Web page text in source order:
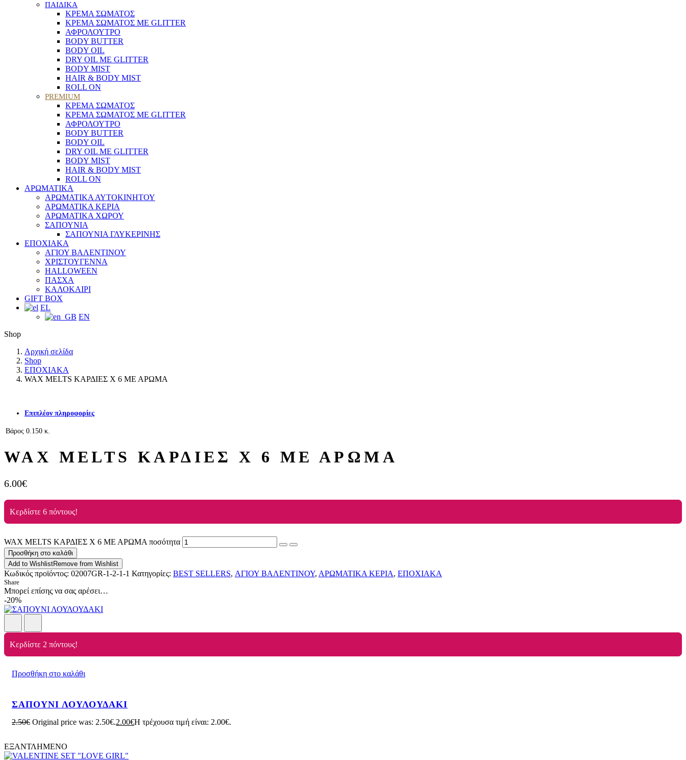
ΠΑΙΔΙΚΑ
ΚΡΕΜΑ ΣΩΜΑΤΟΣ
ΚΡΕΜΑ ΣΩΜΑΤΟΣ ΜΕ GLITTER
ΑΦΡΟΛΟΥΤΡΟ
BODY BUTTER
BODY OIL
DRY OIL ΜΕ GLITTER
BODY MIST
HAIR & BODY MIST
ROLL ON
PREMIUM
ΚΡΕΜΑ ΣΩΜΑΤΟΣ
ΚΡΕΜΑ ΣΩΜΑΤΟΣ ΜΕ GLITTER
ΑΦΡΟΛΟΥΤΡΟ
BODY BUTTER
BODY OIL
DRY OIL ΜΕ GLITTER
BODY MIST
HAIR & BODY MIST
ROLL ON
ΑΡΩΜΑΤΙΚΑ
ΑΡΩΜΑΤΙΚΑ ΑΥΤΟΚΙΝΗΤΟΥ
ΑΡΩΜΑΤΙΚΑ ΚΕΡΙΑ
ΑΡΩΜΑΤΙΚΑ ΧΩΡΟΥ
ΣΑΠΟΥΝΙΑ
ΣΑΠΟΥΝΙΑ ΓΛΥΚΕΡΙΝΗΣ
ΕΠΟΧΙΑΚΑ
ΑΓΙΟΥ ΒΑΛΕΝΤΙΝΟΥ
ΧΡΙΣΤΟΥΓΕΝΝΑ
HALLOWEEN
ΠΑΣΧΑ
ΚΑΛΟΚΑΙΡΙ
GIFT BOX
EL
EN
Shop
Αρχική σελίδα
Shop
ΕΠΟΧΙΑΚΑ
WAX MELTS ΚΑΡΔΙΕΣ Χ 6 ΜΕ ΑΡΩΜΑ
Επιπλέον πληροφορίες
Βάρος 0.150 κ.
WAX MELTS ΚΑΡΔΙΕΣ Χ 6 ΜΕ ΑΡΩΜΑ
6.00€
Κερδίστε 6 πόντους!
WAX MELTS ΚΑΡΔΙΕΣ Χ 6 ΜΕ ΑΡΩΜΑ ποσότητα
Προσθήκη στο καλάθι
Add to WishlistRemove from Wishlist
Κωδικός προϊόντος: 02007GR-1-2-1-1 Κατηγορίες: BEST SELLERS, ΑΓΙΟΥ ΒΑΛΕΝΤΙΝΟΥ, ΑΡΩΜΑΤΙΚΑ ΚΕΡΙΑ, ΕΠΟΧΙΑΚΑ
Share
Μπορεί επίσης να σας αρέσει…
-20%
Κερδίστε 2 πόντους!
Προσθήκη στο καλάθι
ΣΑΠΟΥΝΙ ΛΟΥΛΟΥΔΑΚΙ
2.50€ Original price was: 2.50€.2.00€Η τρέχουσα τιμή είναι: 2.00€.
ΕΞΑΝΤΛΗΜΕΝΟ